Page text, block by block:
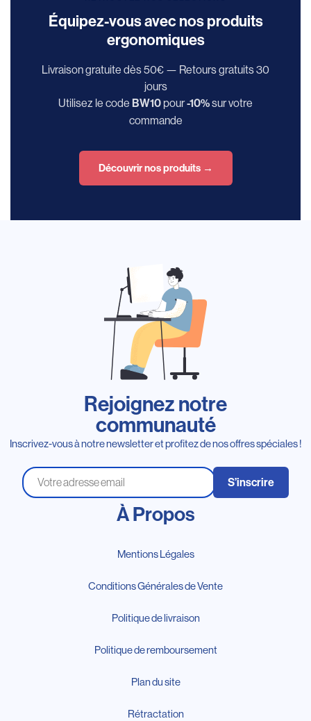
Équipez-vous avec nos produits
ergonomiques
Livraison gratuite dès 50€ — Retours gratuits 30
jours
Utilisez le code BW10pour-10%sur votre
commande
Découvrir nos produits →
Rejoignez notre
communauté
Inscrivez-vous à notre newsletter et profitez de nos offres spéciales !
S’inscrire
À Propos
Mentions Légales
Conditions Générales de Vente
Politique de livraison
Politique de remboursement
Plan du site
Rétractation